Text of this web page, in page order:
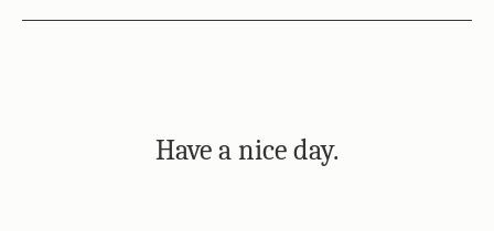
Have a nice day.